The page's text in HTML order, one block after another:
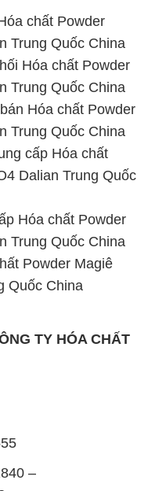
Hóa chất Powder
Trung Quốc China
cấp Hóa chất
Dalian Trung Quốc
Hóa chất Powder
Trung Quốc China
Powder Magiê
China
TY HÓA CHẤT